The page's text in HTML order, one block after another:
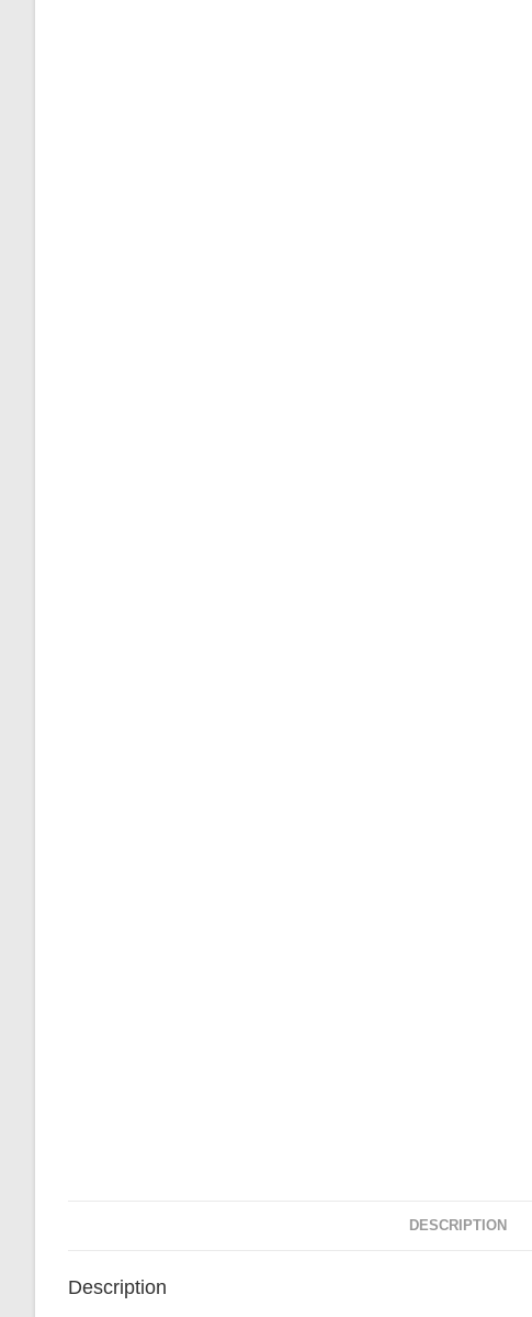
DESCRIPTION
Description